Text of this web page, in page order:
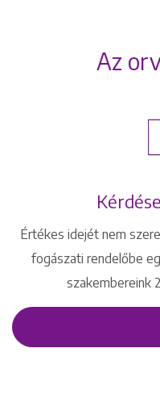
Az
Értékes idejét nem
fogászati rendelőbe
szakembereink